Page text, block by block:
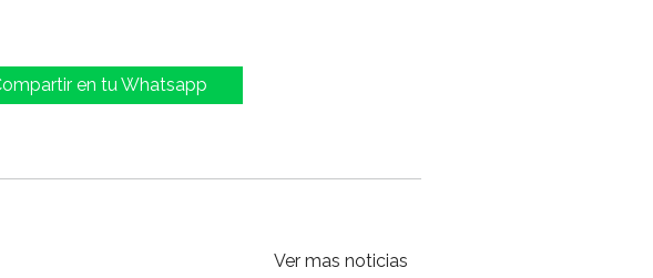
en tu Whatsapp
Ver mas noticias